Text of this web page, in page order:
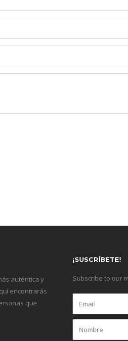
auténtica y
encontrarás
que
¡SUSCRÍBETE!
Subscribe to our